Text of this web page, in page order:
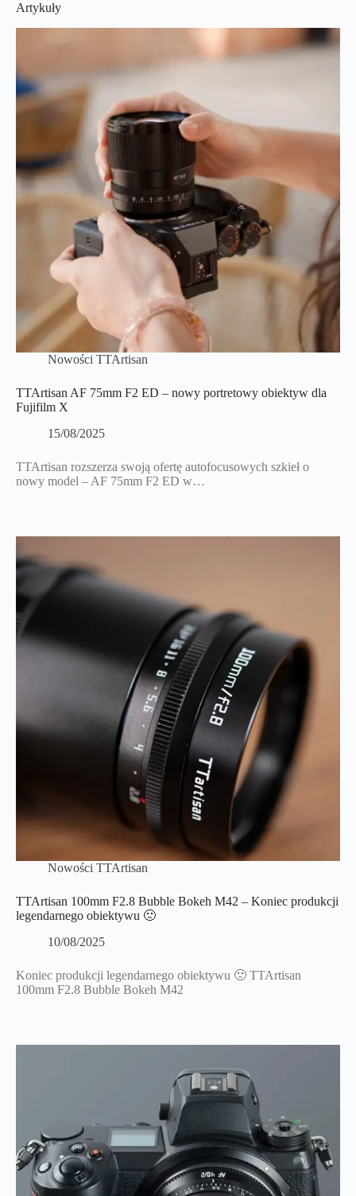
Artykuły
Nowości TTArtisan
TTArtisan AF 75mm F2 ED – nowy portretowy obiektyw dla
Fujifilm X
15/08/2025
TTArtisan rozszerza swoją ofertę autofocusowych szkieł o
nowy model – AF 75mm F2 ED w…
Nowości TTArtisan
TTArtisan 100mm F2.8 Bubble Bokeh M42 – Koniec produkcji
legendarnego obiektywu 🙁
10/08/2025
Koniec produkcji legendarnego obiektywu 🙁 TTArtisan
100mm F2.8 Bubble Bokeh M42